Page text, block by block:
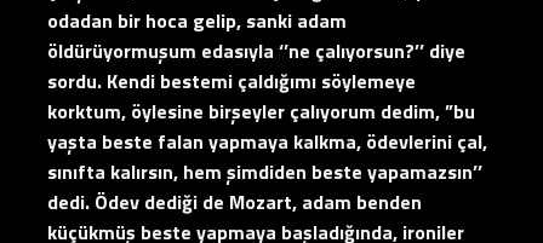
odadan bir hoca gelip, sanki adam
öldürüyormuşum edasıyla ‘’ne çalıyorsun?’’ diye
sordu. Kendi bestemi çaldığımı söylemeye
korktum, öylesine birşeyler çalıyorum dedim, ”bu
yaşta beste falan yapmaya kalkma, ödevlerini çal,
sınıfta kalırsın, hem şimdiden beste yapamazsın’’
dedi. Ödev dediği de Mozart, adam benden
küçükmüş beste yapmaya başladığında, ironiler